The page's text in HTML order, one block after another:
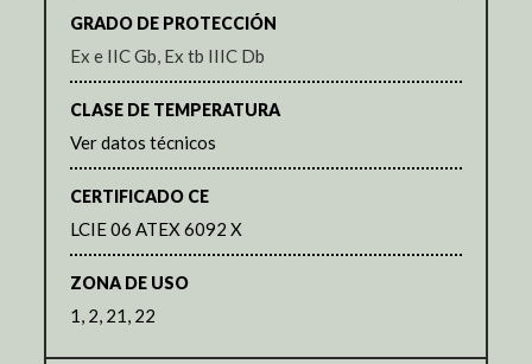
GRADO DE PROTECCIÓN
Ex e IIC Gb, Ex tb IIIC Db
CLASE DE TEMPERATURA
Ver datos técnicos
CERTIFICADO CE
LCIE 06 ATEX 6092 X
ZONA DE USO
1, 2, 21, 22